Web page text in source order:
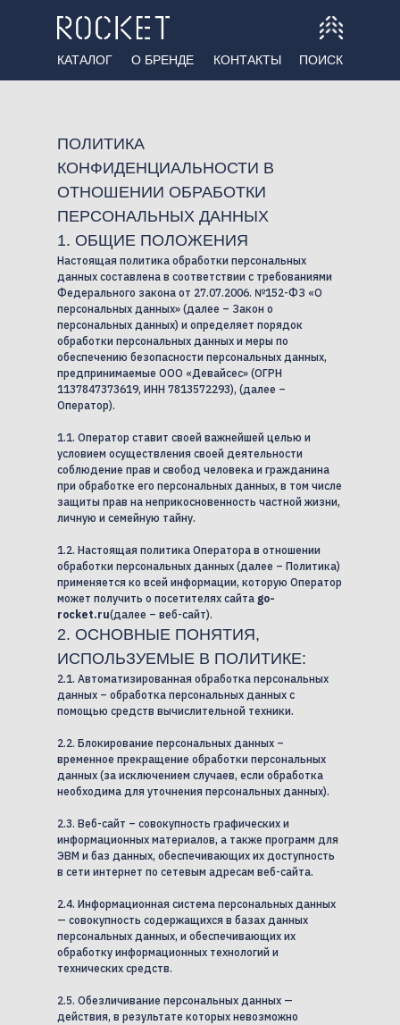
О БРЕНДЕ КОНТАКТЫ ПОИСК
КАТАЛОГ
ПОЛИТИКА
КОНФИДЕНЦИАЛЬНОСТИ В
ОТНОШЕНИИ ОБРАБОТКИ
ПЕРСОНАЛЬНЫХ ДАННЫХ
1. ОБЩИЕ ПОЛОЖЕНИЯ
Настоящая политика обработки персональных
данных составлена в соответствии с требованиями
Федерального закона от 27.07.2006. №152-ФЗ «О
персональных данных» (далее – Закон о
персональных данных) и определяет порядок
обработки персональных данных и меры по
обеспечению безопасности персональных данных,
предпринимаемые ООО «Девайсес» (ОГРН
1137847373619, ИНН 7813572293), (далее –
Оператор).
1.1. Оператор ставит своей важнейшей целью и
условием осуществления своей деятельности
соблюдение прав и свобод человека и гражданина
при обработке его персональных данных, в том числе
защиты прав на неприкосновенность частной жизни,
личную и семейную тайну.
1.2. Настоящая политика Оператора в отношении
обработки персональных данных (далее – Политика)
применяется ко всей информации, которую Оператор
может получить о посетителях сайта go-
rocket.ru(далее – веб-сайт).
2. ОСНОВНЫЕ ПОНЯТИЯ,
ИСПОЛЬЗУЕМЫЕ В ПОЛИТИКЕ:
2.1. Автоматизированная обработка персональных
данных – обработка персональных данных с
помощью средств вычислительной техники.
2.2. Блокирование персональных данных –
временное прекращение обработки персональных
данных (за исключением случаев, если обработка
необходима для уточнения персональных данных).
2.3. Веб-сайт – совокупность графических и
информационных материалов, а также программ для
ЭВМ и баз данных, обеспечивающих их доступность
в сети интернет по сетевым адресам веб-сайта.
2.4. Информационная система персональных данных
— совокупность содержащихся в базах данных
персональных данных, и обеспечивающих их
обработку информационных технологий и
технических средств.
2.5. Обезличивание персональных данных —
действия, в результате которых невозможно